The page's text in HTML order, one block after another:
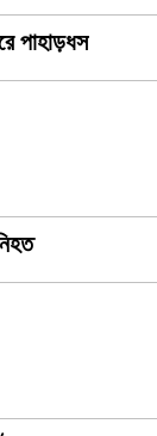
পাহাড়ধস